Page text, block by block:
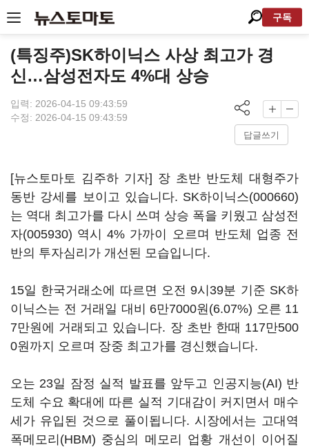
구독
(특징주)SK하이닉스 사상 최고가 경
신…삼성전자도 4%대 상승
입력: 2026-04-15 09:43:59
수정: 2026-04-15 09:43:59
답글쓰기
[뉴스토마토 김주하 기자] 장 초반 반도체 대형주가
동반 강세를 보이고 있습니다. SK하이닉스(000660)
는 역대 최고가를 다시 쓰며 상승 폭을 키웠고 삼성전
자(005930) 역시 4% 가까이 오르며 반도체 업종 전
반의 투자심리가 개선된 모습입니다.
15일 한국거래소에 따르면 오전 9시39분 기준 SK하
이닉스는 전 거래일 대비 6만7000원(6.07%) 오른 11
7만원에 거래되고 있습니다. 장 초반 한때 117만500
0원까지 오르며 장중 최고가를 경신했습니다.
오는 23일 잠정 실적 발표를 앞두고 인공지능(AI) 반
도체 수요 확대에 따른 실적 기대감이 커지면서 매수
세가 유입된 것으로 풀이됩니다. 시장에서는 고대역
폭메모리(HBM) 중심의 메모리 업황 개선이 이어질